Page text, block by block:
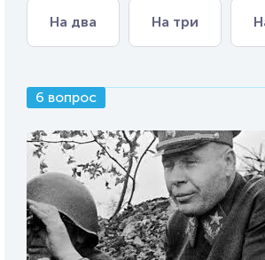
На два На три
6 вопрос